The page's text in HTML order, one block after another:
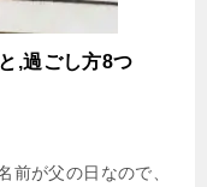
,過ごし方8つ
前が父の日なので、